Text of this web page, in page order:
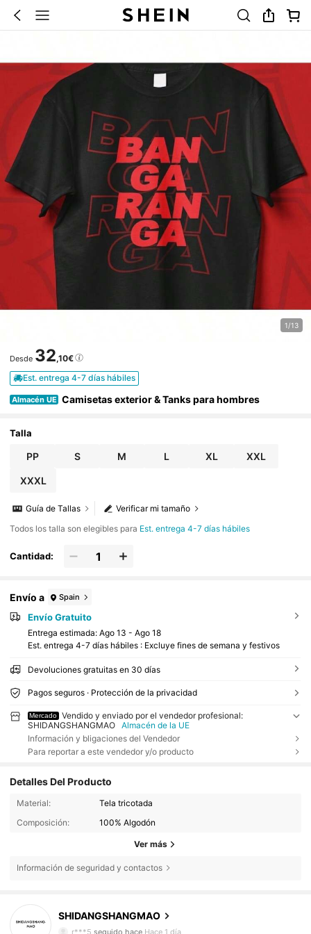
1/13
Desde 32,10€
Est. entrega 4-7 días hábiles
Almacén UE Camisetas exterior & Tanks para hombres
Talla
PP S M L XL XXL
XXXL
Verificar mi tamaño
Guía de Tallas
Todos los talla son elegibles para Est. entrega 4-7 días hábiles
Cantidad:
Envío a Spain
Envío Gratuito
Entrega estimada: Ago 13 - Ago 18
Est. entrega 4-7 días hábiles : Excluye fines de semana y festivos
Devoluciones gratuitas en 30 días
Pagos seguros · Protección de la privacidad
Mercado
Vendido y enviado por el vendedor profesional:
SHIDANGSHANGMAO
Almacén de la UE
Información y bligaciones del Vendedor
Para reportar a este vendedor y/o producto
Detalles Del Producto
Material:
Tela tricotada
Composición:
100% Algodón
Ver más
Información de seguridad y contactos
SHIDANGSHANGMAO
5,00
4 Seguidores
r***5 seguido hace Hace 1 día